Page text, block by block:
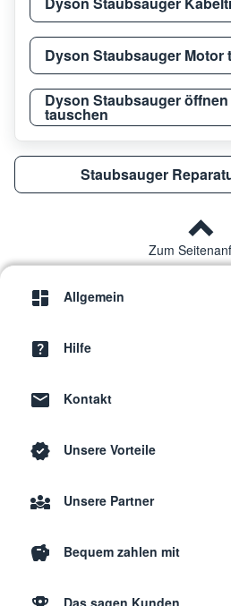
Dyson Staubsauger Motor
Dyson Staubsauger
tauschen
Staubsauger
Zum
Allgemein
Hilfe
Kontakt
Unsere Vorteile
Unsere Partner
Bequem zahlen mit